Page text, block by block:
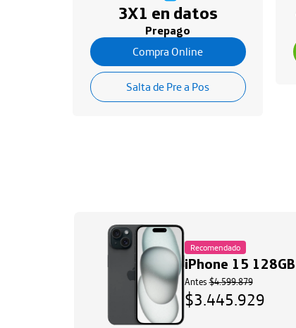
3X1 en datos
Prepago
Compra Online
Salta de Pre a Pos
Recomendado
iPhone 15 128GB
Antes$4.599.879
$3.445.929